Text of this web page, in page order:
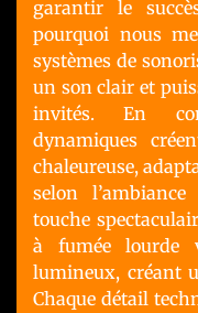
garantir le
pourquoi nous
systèmes de
un son clair et
invités. En
dynamiques
chaleureuse,
selon
touche
à fumée lourde
lumineux, créant
Chaque détail